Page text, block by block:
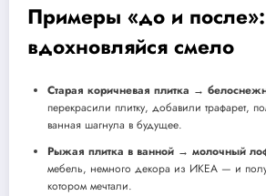
Примеры «до и после»:
вдохновляйся смело
Старая коричневая плитка →
перекрасили плитку, добавили трафарет,
ванная шагнула в будущее.
Рыжая плитка в ванной → молочный
мебель, немного декора из ИКЕА — и
котором мечтали.